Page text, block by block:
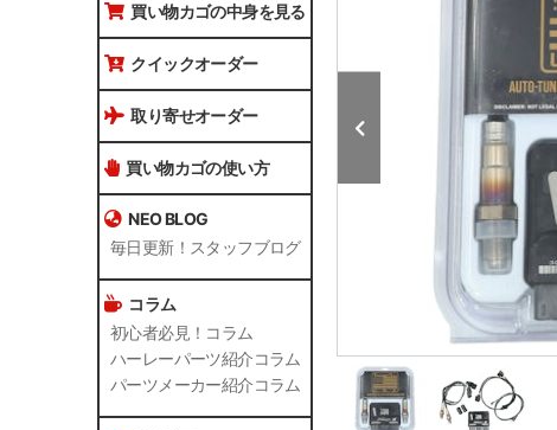
買い物カゴの中身を見る
クイックオーダー
取り寄せオーダー
買い物カゴの使い方
NEO BLOG
毎日更新！スタッフブログ
コラム
初心者必見！コラム
ハーレーパーツ紹介コラム
パーツメーカー紹介コラム